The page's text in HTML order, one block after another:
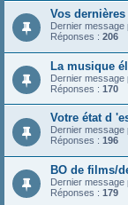
Vos
Dernier message
Réponses : 206
La musique
Dernier message
Réponses : 170
Votre état d
Dernier message
Réponses : 196
BO de films/
Dernier message
Réponses : 179